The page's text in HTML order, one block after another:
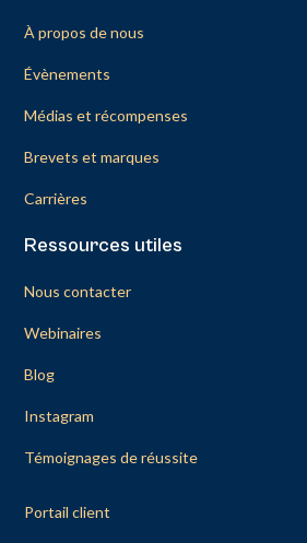
À propos de nous
Évènements
Médias et récompenses
Brevets et marques
Carrières
Ressources utiles
Nous contacter
Webinaires
Blog
Instagram
Témoignages de réussite
Portail client